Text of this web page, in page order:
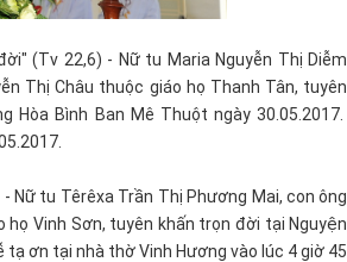
(Tv 22,6) - Nữ tu Maria Nguyễn Thị Diễm
Thị Châu thuộc giáo họ Thanh Tân, tuyên
Bình Ban Mê Thuột ngày 30.05.2017.
Nữ tu Têrêxa Trần Thị Phương Mai, con ông
họ Vinh Sơn, tuyên khấn trọn đời tại Nguyện
tạ ơn tại nhà thờ Vinh Hương vào lúc 4 giờ 45